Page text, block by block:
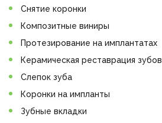
Снятие коронки
Композитные виниры
Протезирование на имплантатах
Керамическая реставрация зубов
Слепок зуба
Коронки на импланты
Зубные вкладки